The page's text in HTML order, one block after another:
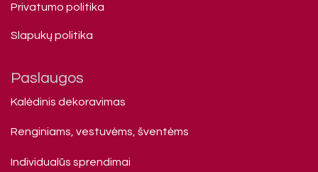
Privatumo politika
Slapukų politika
Paslaugos
Kalėdinis dekoravimas
Renginiams, vestuvėms, šventėms
Individualūs sprendimai